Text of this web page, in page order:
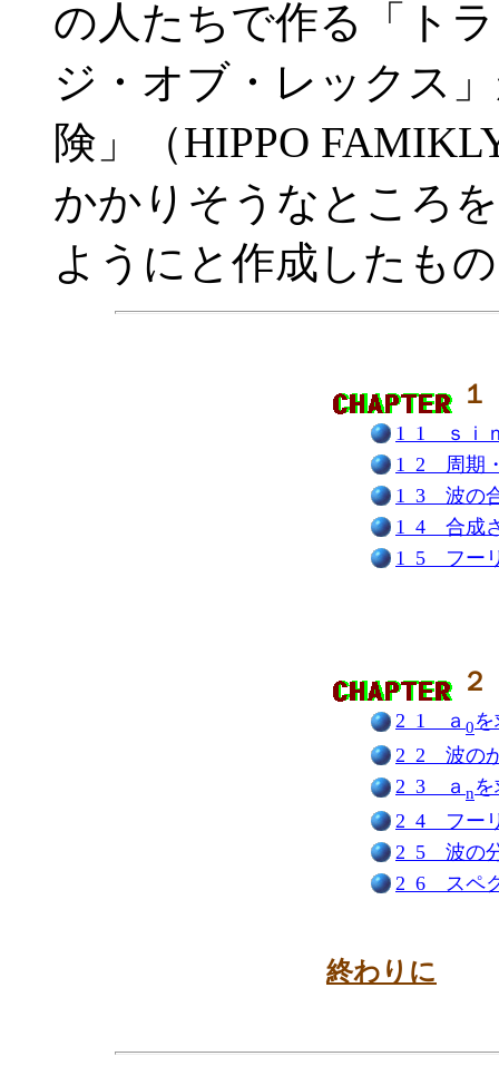
の人たちで作る「ト
ジ・オブ・レックス
険」（HIPPO
かかりそうなところ
ようにと作成したも
1_1 ｓｉ
1_2 周期
1_3 波の
1_4 合成
1_5 フー
2_1 ａ 0
2_2 波の
2_3 ａ n
2_4 フー
2_5 波の
2_6 スペ
終わりに